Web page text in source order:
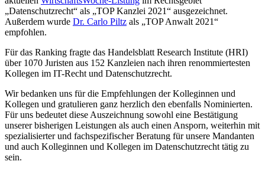
„Datenschutzrecht“ als „TOP Kanzlei 2021“ ausgezeichnet.
Außerdem wurde Dr. Carlo Piltz als „TOP Anwalt 2021“
empfohlen.
Für das Ranking fragte das Handelsblatt Research Institute (HRI)
über 1070 Juristen aus 152 Kanzleien nach ihren renommiertesten
Kollegen im IT-Recht und Datenschutzrecht.
Wir bedanken uns für die Empfehlungen der Kolleginnen und
Kollegen und gratulieren ganz herzlich den ebenfalls Nominierten.
Für uns bedeutet diese Auszeichnung sowohl eine Bestätigung
unserer bisherigen Leistungen als auch einen Ansporn, weiterhin mit
spezialisierter und fachspezifischer Beratung für unsere Mandanten
und auch Kolleginnen und Kollegen im Datenschutzrecht tätig zu
sein.